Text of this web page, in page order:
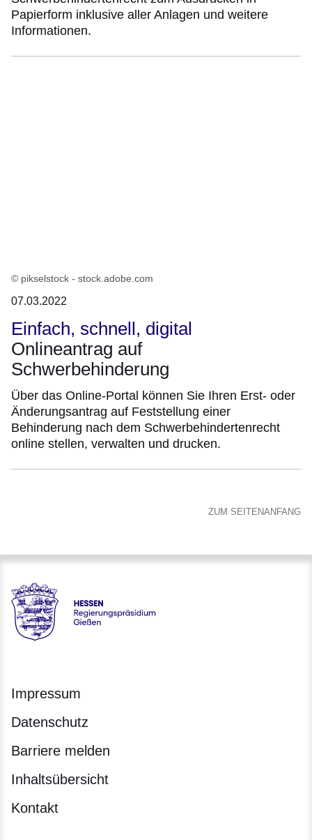
Papierform inklusive aller Anlagen und weitere
Informationen.
© pikselstock - stock.adobe.com
07.03.2022
Einfach, schnell, digital
Onlineantrag auf
Schwerbehinderung
Über das Online-Portal können Sie Ihren Erst- oder
Änderungsantrag auf Feststellung einer
Behinderung nach dem Schwerbehindertenrecht
online stellen, verwalten und drucken.
ZUM SEITENANFANG
Hessen - Regierungspräsidium Gießen
Impressum
Datenschutz
Barriere melden
Inhaltsübersicht
Kontakt